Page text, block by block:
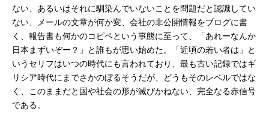
ない、あるいはそれに馴染んでいないことを問題だと認識してい
ない、メールの文章が何か変、会社の非公開情報をブログに書
く、報告書も何かのコピペという事態に至って、「あれーなんか
日本まずいぞー？」と誰もが思い始めた。「近頃の若い者は」と
いうセリフはいつの時代にも言われており、最も古い記録ではギ
リシア時代にまでさかのぼるそうだが、どうもそのレベルではな
く、このままだと国や社会の形が滅びかねない、完全なる赤信号
である。